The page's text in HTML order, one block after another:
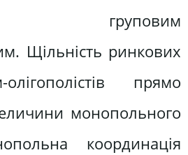
груповим
Щільність ринкових
прямо
монопольного
координація